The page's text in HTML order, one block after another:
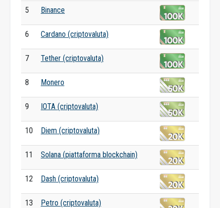
5 Binance
6 Cardano (criptovaluta)
7 Tether (criptovaluta)
8 Monero
9 IOTA (criptovaluta)
10 Diem (criptovaluta)
11 Solana (piattaforma blockchain)
12 Dash (criptovaluta)
13 Petro (criptovaluta)